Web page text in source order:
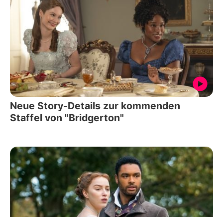
Neue Story-Details zur kommenden
Staffel von "Bridgerton"